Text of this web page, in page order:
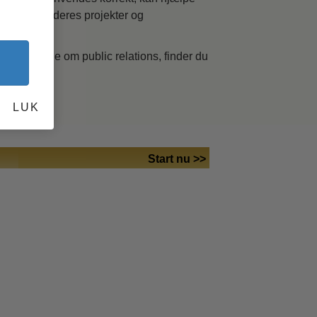
støtte til deres projekter og
om public relations, finder du
Start nu >>
LUK